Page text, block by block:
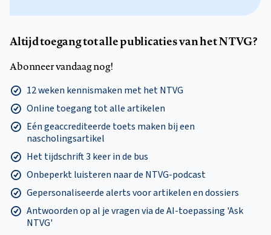
Altijd toegang tot alle publicaties van het NTVG?
Abonneer vandaag nog!
12 weken kennismaken met het NTVG
Online toegang tot alle artikelen
Eén geaccrediteerde toets maken bij een
nascholingsartikel
Het tijdschrift 3 keer in de bus
Onbeperkt luisteren naar de NTVG-podcast
Gepersonaliseerde alerts voor artikelen en dossiers
Antwoorden op al je vragen via de AI-toepassing 'Ask
NTVG'